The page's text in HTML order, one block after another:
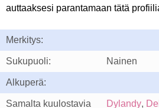
auttaaksesi parantamaan tätä
Merkitys:
Sukupuoli: Nainen
Alkuperä:
Samalta kuulostavia
Dylandy,